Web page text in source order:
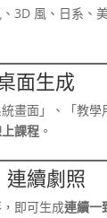
3D 風、日系、
面生成
畫面」、「教學
課程。
續劇照
即可生成連續一